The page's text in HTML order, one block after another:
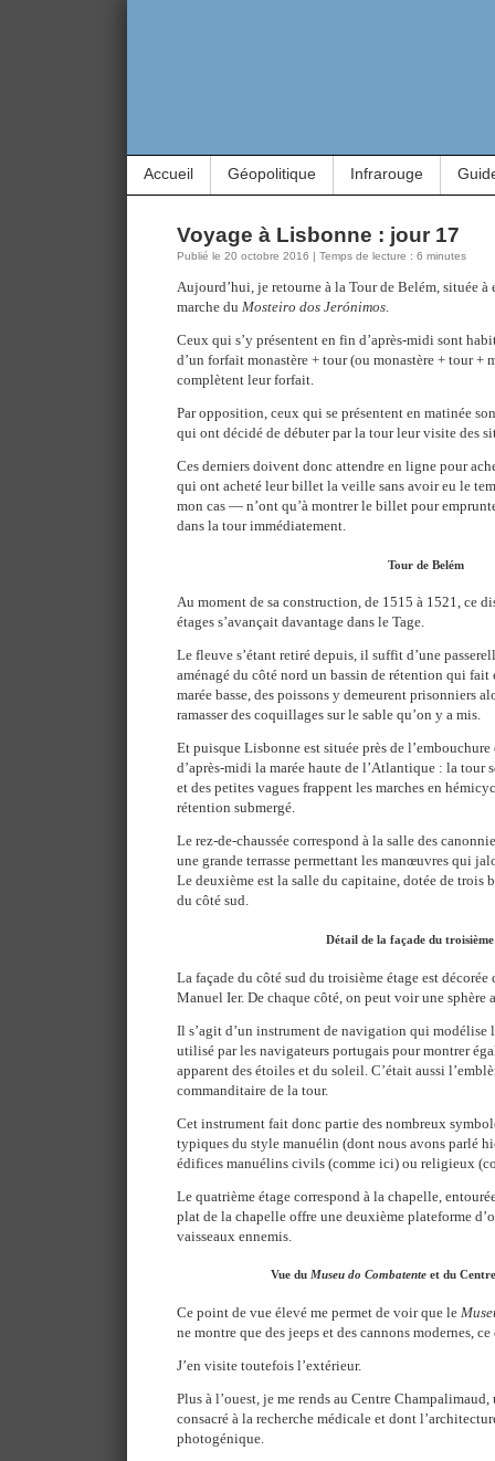
Accueil Géopolitique Infrarouge
Voyage à Lisbonne : jour 17
Publié le 20 octobre 2016 | Temps de lecture : 6 minutes
Aujourd’hui, je retourne à la Tour de Belém, située
marche du Mosteiro dos Jerónimos.
Ceux qui s’y présentent en fin d’après-midi sont
d’un forfait monastère + tour (ou monastère + tour +
complètent leur forfait.
Par opposition, ceux qui se présentent en matinée
qui ont décidé de débuter par la tour leur visite des
Ces derniers doivent donc attendre en ligne pour
qui ont acheté leur billet la veille sans avoir eu le
mon cas — n’ont qu’à montrer le billet pour
dans la tour immédiatement.
Tour de Belém
Au moment de sa construction, de 1515 à 1521, ce
étages s’avançait davantage dans le Tage.
Le fleuve s’étant retiré depuis, il suffit d’une
aménagé du côté nord un bassin de rétention qui fait
marée basse, des poissons y demeurent prisonniers
ramasser des coquillages sur le sable qu’on y a mis.
Et puisque Lisbonne est située près de
d’après-midi la marée haute de l’Atlantique : la tour
et des petites vagues frappent les marches en
rétention submergé.
Le rez-de-chaussée correspond à la salle des
une grande terrasse permettant les manœuvres qui
Le deuxième est la salle du capitaine, dotée de trois
du côté sud.
Détail de la façade du troisième
La façade du côté sud du troisième étage est décorée
Manuel Ier. De chaque côté, on peut voir une sphère
Il s’agit d’un instrument de navigation qui modélise
utilisé par les navigateurs portugais pour montrer
apparent des étoiles et du soleil. C’était aussi
commanditaire de la tour.
Cet instrument fait donc partie des nombreux
typiques du style manuélin (dont nous avons parlé
édifices manuélins civils (comme ici) ou religieux
Le quatrième étage correspond à la chapelle,
plat de la chapelle offre une deuxième plateforme
vaisseaux ennemis.
Vue du Museu do Combatenteet du
Ce point de vue élevé me permet de voir que le
ne montre que des jeeps et des cannons modernes,
J’en visite toutefois l’extérieur.
Plus à l’ouest, je me rends au Centre
consacré à la recherche médicale et dont
photogénique.